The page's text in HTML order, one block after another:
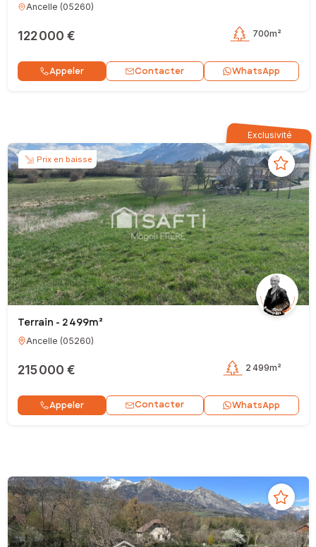
Ancelle (05260)
122 000 € 700m²
Appeler Contacter WhatsApp
Exclusivité
Prix en baisse
Terrain - 2 499m²
Ancelle (05260)
215 000 € 2 499m²
Appeler Contacter WhatsApp